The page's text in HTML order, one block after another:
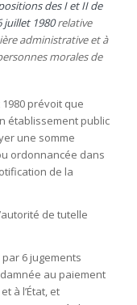
des I et II de
juillet 1980relative
administrative et à
morales de
prévoit que
établissement public
une somme
ordonnancée dans
de la
de tutelle
par 6 jugements
au paiement
à l’État, et